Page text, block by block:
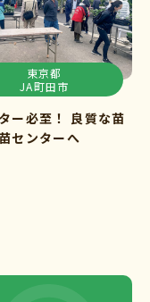
東京都
JA町田市
ー必至！ 良質な苗
センターへ